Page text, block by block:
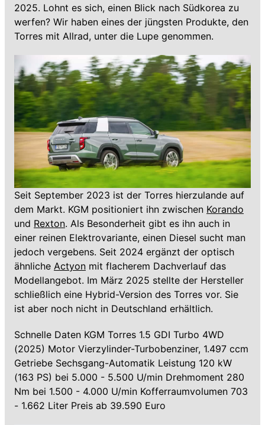
2025. Lohnt es sich, einen Blick nach Südkorea zu
werfen? Wir haben eines der jüngsten Produkte, den
Torres mit Allrad, unter die Lupe genommen.
Seit September 2023 ist der Torres hierzulande auf
dem Markt. KGM positioniert ihn zwischen Korando
und Rexton. Als Besonderheit gibt es ihn auch in
einer reinen Elektrovariante, einen Diesel sucht man
jedoch vergebens. Seit 2024 ergänzt der optisch
ähnliche Actyon mit flacherem Dachverlauf das
Modellangebot. Im März 2025 stellte der Hersteller
schließlich eine Hybrid-Version des Torres vor. Sie
ist aber noch nicht in Deutschland erhältlich.
Schnelle Daten KGM Torres 1.5 GDI Turbo 4WD
(2025) Motor Vierzylinder-Turbobenziner, 1.497 ccm
Getriebe Sechsgang-Automatik Leistung 120 kW
(163 PS) bei 5.000 - 5.500 U/min Drehmoment 280
Nm bei 1.500 - 4.000 U/min Kofferraumvolumen 703
- 1.662 Liter Preis ab 39.590 Euro